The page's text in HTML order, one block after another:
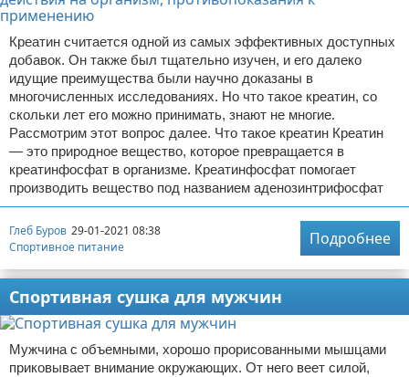
Креатин считается одной из самых эффективных доступных
добавок. Он также был тщательно изучен, и его далеко
идущие преимущества были научно доказаны в
многочисленных исследованиях. Но что такое креатин, со
скольки лет его можно принимать, знают не многие.
Рассмотрим этот вопрос далее. Что такое креатин Креатин
— это природное вещество, которое превращается в
креатинфосфат в организме. Креатинфосфат помогает
производить вещество под названием аденозинтрифосфат
Глеб Буров 29-01-2021 08:38
Спортивное питание
Подробнее
Спортивная сушка для мужчин
Мужчина с объемными, хорошо прорисованными мышцами
приковывает внимание окружающих. От него веет силой,